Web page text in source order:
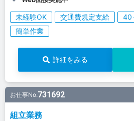
未経験OK 交通費規定支給
40
簡単作業
詳細をみる
お仕事No.731692
組立業務